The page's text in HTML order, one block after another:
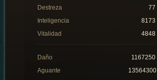
Destreza
77
Inteligencia
8173
Vitalidad
4848
Daño
1167250
Aguante
13564300